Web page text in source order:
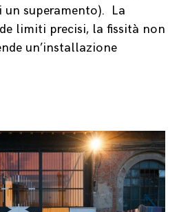
un superamento).
La
limiti precisi, la fissità non
un’installazione